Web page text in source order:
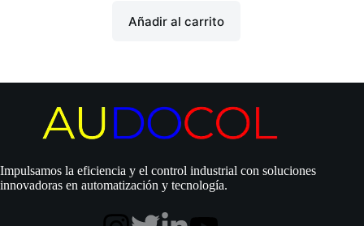
Añadir al carrito
Impulsamos la eficiencia y el control industrial con soluciones
innovadoras en automatización y tecnología.